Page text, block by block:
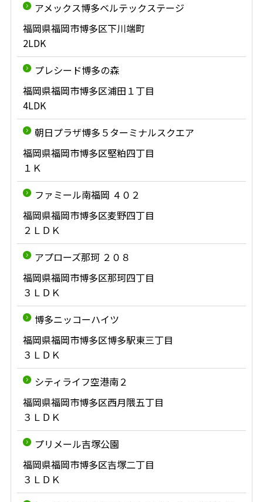
アメックス博多ベルテックステージ
福岡県福岡市博多区下川端町
2LDK
プレシード博多の森
福岡県福岡市博多区浦田１丁目
4LDK
朝日プラザ博多５ターミナルスクエア
福岡県福岡市博多区堅粕四丁目
１Ｋ
ファミール南福岡 ４０２
福岡県福岡市博多区麦野四丁目
２ＬＤＫ
アプローズ那珂 ２０８
福岡県福岡市博多区那珂四丁目
３ＬＤＫ
博多ニッコーハイツ
福岡県福岡市博多区博多駅東三丁目
３ＬＤＫ
シティライフ空港南２
福岡県福岡市博多区西月隈五丁目
３ＬＤＫ
プリメール吉塚公園
福岡県福岡市博多区吉塚二丁目
３ＬＤＫ